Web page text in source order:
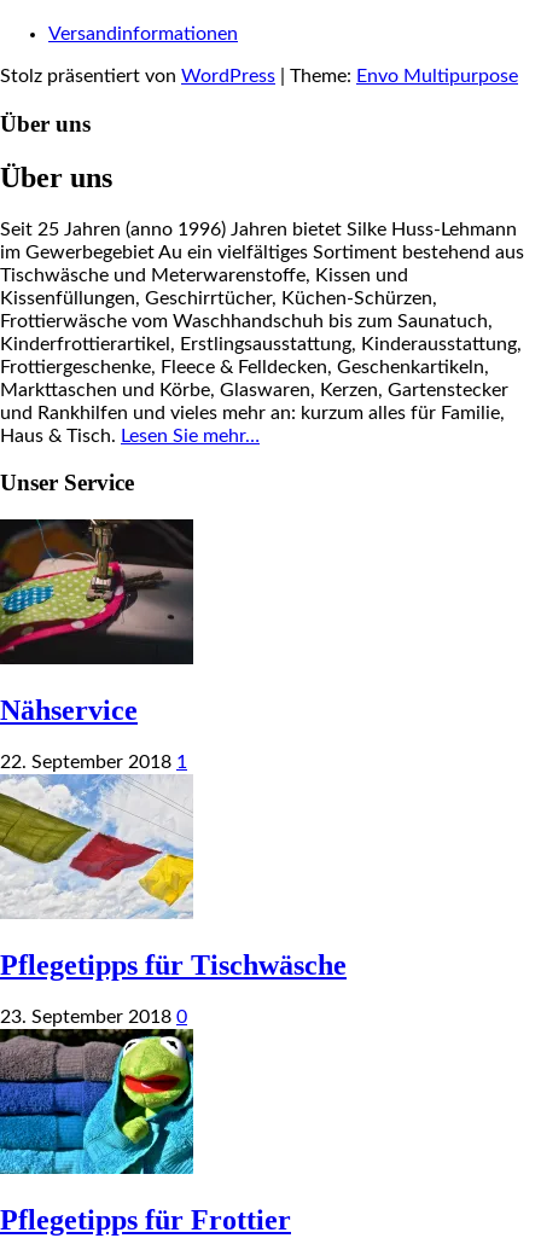
Versandinformationen
Stolz präsentiert von WordPress Theme: Envo Multipurpose
Über uns
Über uns
Seit 25 Jahren (anno 1996) Jahren bietet Silke Huss-Lehmann
im Gewerbegebiet Au ein vielfältiges Sortiment bestehend aus
Tischwäsche und Meterwarenstoffe, Kissen und
Kissenfüllungen, Geschirrtücher, Küchen-Schürzen,
Frottierwäsche vom Waschhandschuh bis zum Saunatuch,
Kinderfrottierartikel, Erstlingsausstattung, Kinderausstattung,
Frottiergeschenke, Fleece & Felldecken, Geschenkartikeln,
Markttaschen und Körbe, Glaswaren, Kerzen, Gartenstecker
und Rankhilfen und vieles mehr an: kurzum alles für Familie,
Haus & Tisch. Lesen Sie mehr…
Unser Service
Nähservice
22. September 2018 1
Pflegetipps für Tischwäsche
23. September 2018 0
Pflegetipps für Frottier